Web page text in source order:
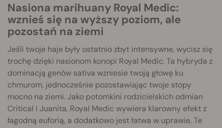
Nasiona marihuany Royal Medic:
wznieś się na wyższy poziom, ale
pozostań na ziemi
Jeśli twoje haje były ostatnio zbyt intensywne, wycisz się
trochę dzięki nasionom konopi Royal Medic. Ta hybryda z
dominacją genów sativa wzniesie twoją głowę ku
chmurom, jednocześnie pozostawiając twoje stopy
mocno na ziemi. Jako potomkini rodzicielskich odmian
Critical i Juanita, Royal Medic wywiera klarowny efekt z
łagodną euforią, a dodatkowo jest łatwa w uprawie. Te